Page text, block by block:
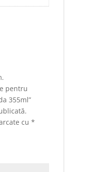
pentru
355ml”
cu *